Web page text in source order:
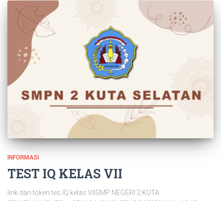
INFORMASI
TEST IQ KELAS VII
link dan token tes IQ kelas VIISMP NEGERI 2 KUTA